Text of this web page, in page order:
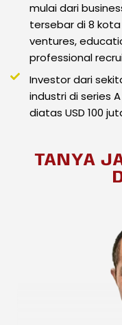
mulai dari
tersebar di 8
ventures,
professional
Investor dari
industri di series
diatas USD 100
TANYA